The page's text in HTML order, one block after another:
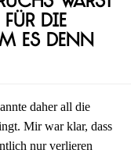
für die
es denn
daher all die
Mir war klar, dass
nur verlieren